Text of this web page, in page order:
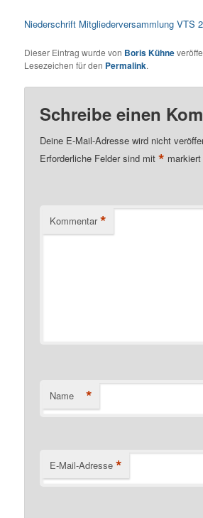
Niederschrift Mitgliederversammlung VTS
Dieser Eintrag wurde von Boris Kühne
Lesezeichen für den Permalink.
Schreibe einen
Deine E-Mail-Adresse wird nicht
Erforderliche Felder sind mit* markiert
Kommentar *
Name *
E-Mail-Adresse *